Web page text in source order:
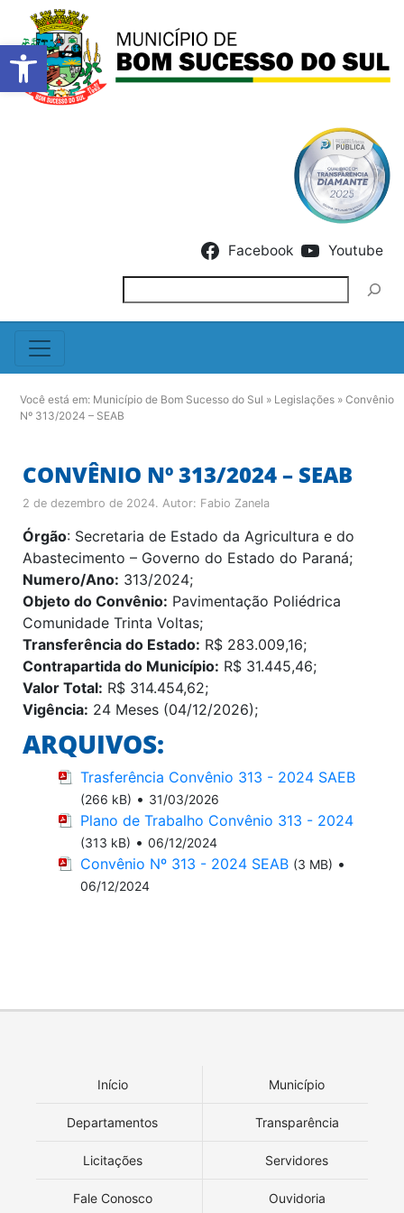
Barra de Ferramentas
Facebook Youtube
Você está em: Município de Bom Sucesso do Sul » Legislações » Convênio
Nº 313/2024 – SEAB
CONVÊNIO Nº 313/2024 – SEAB
2 de dezembro de 2024. Autor: Fabio Zanela
Órgão: Secretaria de Estado da Agricultura e do
Abastecimento – Governo do Estado do Paraná;
Numero/Ano: 313/2024;
Objeto do Convênio: Pavimentação Poliédrica
Comunidade Trinta Voltas;
Transferência do Estado: R$ 283.009,16;
Contrapartida do Município: R$ 31.445,46;
Valor Total: R$ 314.454,62;
Vigência: 24 Meses (04/12/2026);
ARQUIVOS:
Trasferência Convênio 313 - 2024 SAEB
(266 kB) • 31/03/2026
Plano de Trabalho Convênio 313 - 2024
(313 kB) • 06/12/2024
Convênio Nº 313 - 2024 SEAB (3 MB) •
06/12/2024
Início Município
Departamentos Transparência
Licitações Servidores
Fale Conosco Ouvidoria